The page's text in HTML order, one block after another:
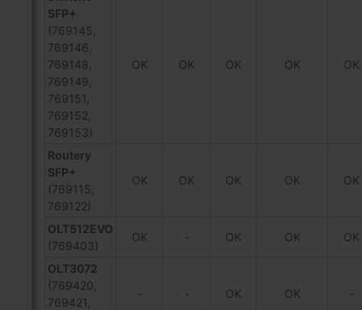
SFP+
(769145,
769146,
769148,
769149,
769151,
769152,
769153)
OK OK OK OK OK
Routery
SFP+
(769115,
769122)
OK OK OK OK OK
OLT512EVO
(769403)
OK - OK OK OK
OLT3072
(769420,
769421,
- - OK OK -